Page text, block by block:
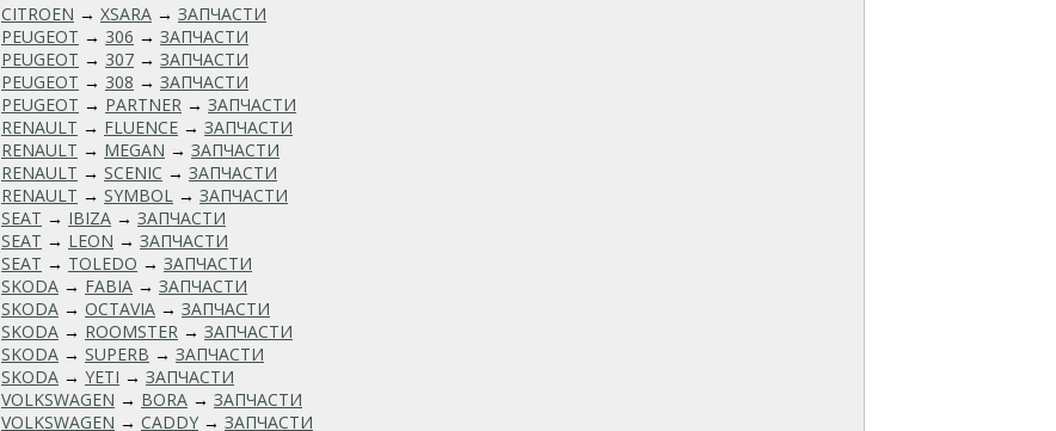
CITROEN → XSARA → ЗАПЧАСТИ
PEUGEOT → 306 → ЗАПЧАСТИ
PEUGEOT → 307 → ЗАПЧАСТИ
PEUGEOT → 308 → ЗАПЧАСТИ
PEUGEOT → PARTNER → ЗАПЧАСТИ
RENAULT → FLUENCE → ЗАПЧАСТИ
RENAULT → MEGAN → ЗАПЧАСТИ
RENAULT → SCENIC → ЗАПЧАСТИ
RENAULT → SYMBOL → ЗАПЧАСТИ
SEAT → IBIZA → ЗАПЧАСТИ
SEAT → LEON → ЗАПЧАСТИ
SEAT → TOLEDO → ЗАПЧАСТИ
SKODA → FABIA → ЗАПЧАСТИ
SKODA → OCTAVIA → ЗАПЧАСТИ
SKODA → ROOMSTER → ЗАПЧАСТИ
SKODA → SUPERB → ЗАПЧАСТИ
SKODA → YETI → ЗАПЧАСТИ
VOLKSWAGEN → BORA → ЗАПЧАСТИ
VOLKSWAGEN → CADDY → ЗАПЧАСТИ